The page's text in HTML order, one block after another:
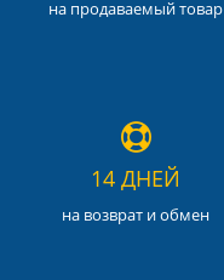
на продаваемый товар
14 ДНЕЙ
на возврат и обмен